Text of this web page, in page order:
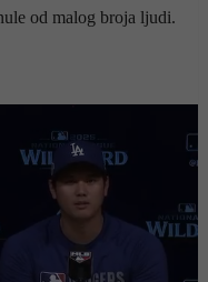
od malog broja ljudi.